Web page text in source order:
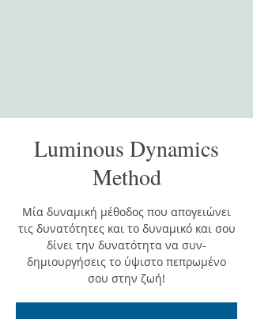
Luminous Dynamics
Method
Μία δυναμική μέθοδος που απογειώνει
τις δυνατότητες και το δυναμικό και σου
δίνει την δυνατότητα να συν-
δημιουργήσεις το ύψιστο πεπρωμένο
σου στην ζωή!